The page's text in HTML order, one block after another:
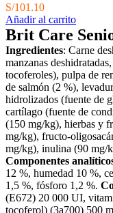
S/101.10
Añadir al carrito
Brit Care
Ingredientes: Carne
manzanas
tocoferoles), pulpa de
de salmón (2 %),
hidrolizados (fuente de
cartílago (fuente de
(150 mg/kg), hierbas y
mg/kg), fructo-
mg/kg), inulina (90 mg/
Componentes
12 %, humedad 10 %,
1,5 %, fósforo 1,2 %.
(E672) 20 000 UI,
tocoferol) (3a700) 500